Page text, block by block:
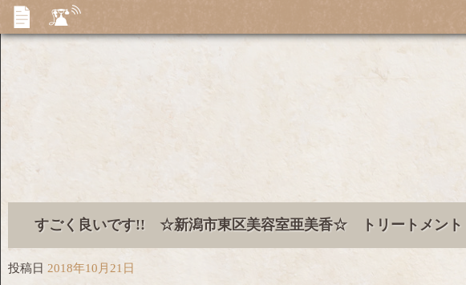
すごく良いです!! ☆新潟市東区美容室亜美香☆ トリートメント
投稿日 2018年10月21日